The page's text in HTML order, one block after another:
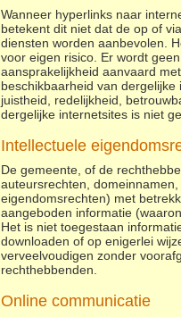
Wanneer hyperlinks naar
betekent dit niet dat de op of
diensten worden aanbevolen.
voor eigen risico. Er wordt
aansprakelijkheid aanvaard
beschikbaarheid van
juistheid, redelijkheid,
dergelijke internetsites is niet
Intellectuele
De gemeente, of de
auteursrechten,
eigendomsrechten) met
aangeboden informatie
Het is niet toegestaan
downloaden of op enigerlei
verveelvoudigen zonder
rechthebbenden.
Online communicatie